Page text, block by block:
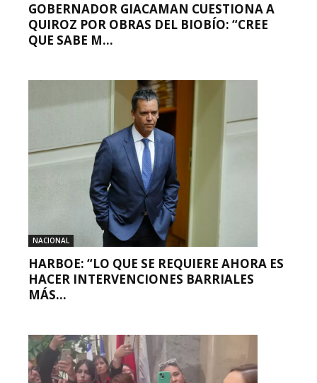
GOBERNADOR GIACAMAN CUESTIONA A
QUIROZ POR OBRAS DEL BIOBÍO: “CREE
QUE SABE M...
NACIONAL
HARBOE: “LO QUE SE REQUIERE AHORA ES
HACER INTERVENCIONES BARRIALES
MÁS...